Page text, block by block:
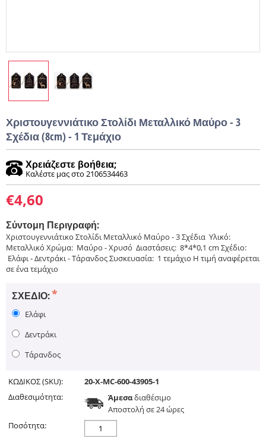
Χριστουγεννιάτικο Στολίδι Μεταλλικό Μαύρο - 3
Σχέδια (8cm) - 1 Τεμάχιο
Χρειάζεστε βοήθεια;
Καλέστε μας στο 2106534463
€4,60
Σύντομη Περιγραφή:
Χριστουγεννιάτικο Στολίδι Μεταλλικό Μαύρο - 3 Σχέδια Υλικό:
Μεταλλικό Χρώμα: Μαύρο - Χρυσό Διαστάσεις: 8*4*0,1 cm Σχέδιο:
Ελάφι - Δεντράκι - Τάρανδος Συσκευασία: 1 τεμάχιο Η τιμή αναφέρεται
σε ένα τεμάχιο
ΣΧΈΔΙΟ:
Ελάφι
Δεντράκι
Τάρανδος
ΚΩΔΙΚΟΣ (SKU):
20-X-MC-600-43905-1
Διαθεσιμότητα:
Άμεσαδιαθέσιμο
Aποστολή σε 24 ώρες
Ποσότητα: